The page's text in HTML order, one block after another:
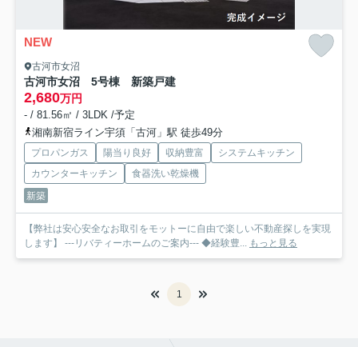
NEW
古河市女沼
古河市女沼 5号棟 新築戸建
2,680万円
- / 81.56㎡ / 3LDK /予定
湘南新宿ライン宇須「古河」駅 徒歩49分
プロパンガス 陽当り良好 収納豊富
システムキッチン
カウンターキッチン
食器洗い乾燥機
新築
【弊社は安心安全なお取引をモットーに自由で楽しい不動産探しを実現
します】 ---リバティーホームのご案内--- ◆経験豊... もっと見る
1